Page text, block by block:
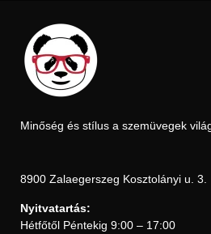
Minőség és stílus a szemüvegek
8900 Zalaegerszeg Kosztolányi u. 3.
Nyitvatartás:
Hétfőtől Péntekig 9:00 – 17:00